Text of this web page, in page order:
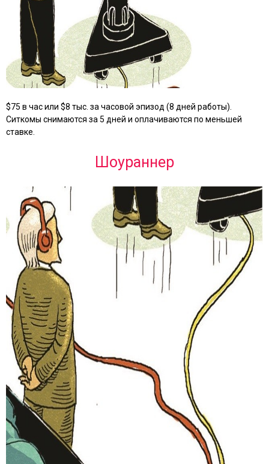
$75 в час или $8 тыс. за часовой эпизод (8 дней работы).
Ситкомы снимаются за 5 дней и оплачиваются по меньшей
ставке.
Шоураннер